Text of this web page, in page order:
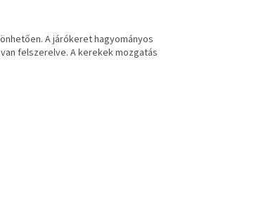
A járókeret hagyományos
van felszerelve. A kerekek mozgatás